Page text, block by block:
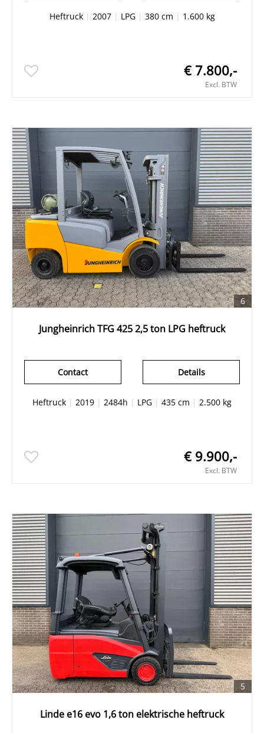
Heftruck| 2007| LPG| 380 cm | 1.600 kg
€ 7.800,-
Excl. BTW
6
Jungheinrich TFG 425 2,5 ton LPG heftruck
Details
Contact
Heftruck | 2019 | 2484h | LPG | 435 cm | 2.500 kg
€ 9.900,-
Excl. BTW
5
Linde e16 evo 1,6 ton elektrische heftruck